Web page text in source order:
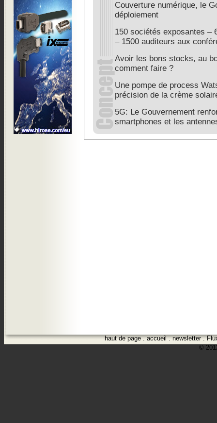
Couverture numérique, le
déploiement
150 sociétés exposantes –
– 1500 auditeurs aux
Avoir les bons stocks, au
comment faire ?
Une pompe de process
précision de la crème
5G: Le Gouvernement
smartphones et les
haut de page.accueil.newsletter.
©